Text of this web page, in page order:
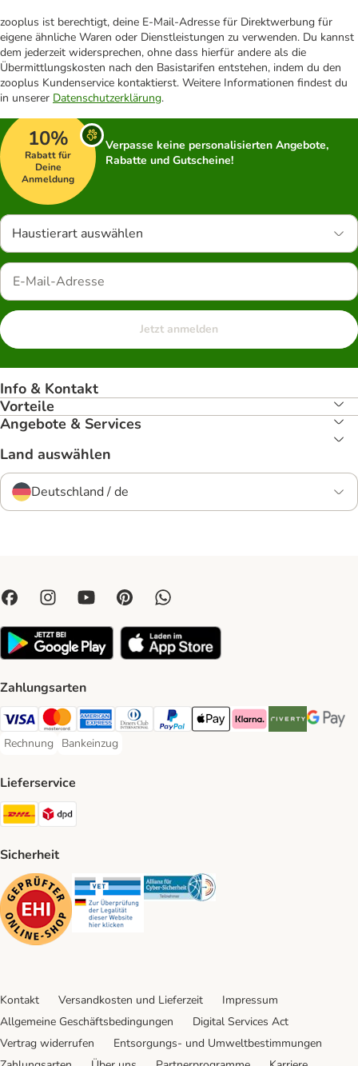
zooplus ist berechtigt, deine E-Mail-Adresse für Direktwerbung für
eigene ähnliche Waren oder Dienstleistungen zu verwenden. Du kannst
dem jederzeit widersprechen, ohne dass hierfür andere als die
Übermittlungskosten nach den Basistarifen entstehen, indem du den
zooplus Kundenservice kontaktierst. Weitere Informationen findest du
in unserer Datenschutzerklärung.
10%
Rabatt für
Deine
Anmeldung
Verpasse keine personalisierten Angebote,
Rabatte und Gutscheine!
Haustierart auswählen
Jetzt anmelden
Info & Kontakt
Vorteile
Angebote & Services
Land auswählen
Deutschland / de
Zahlungsarten
Visa Payment Method
Mastercard Payment Method
American Express Payment Method
Diners Club Payment Method
PayPal Payment Method
Apple Pay Payment Method
Klarna Payment Method
Riverty Payment
Google
Rechnung
Rechnung Payment Method
Bankeinzug
Bankeinzug Payment Method
Lieferservice
DHL Shipping Method
Sicherheit
Security Security Security
Kontakt Versandkosten und Lieferzeit
Impressum
Allgemeine Geschäftsbedingungen
Digital Services Act
Vertrag widerrufen
Entsorgungs- und Umweltbestimmungen